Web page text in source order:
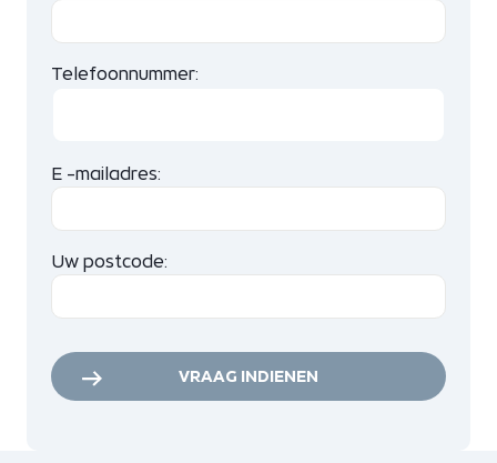
Telefoonnummer:
E -mailadres:
Uw postcode:
VRAAG INDIENEN